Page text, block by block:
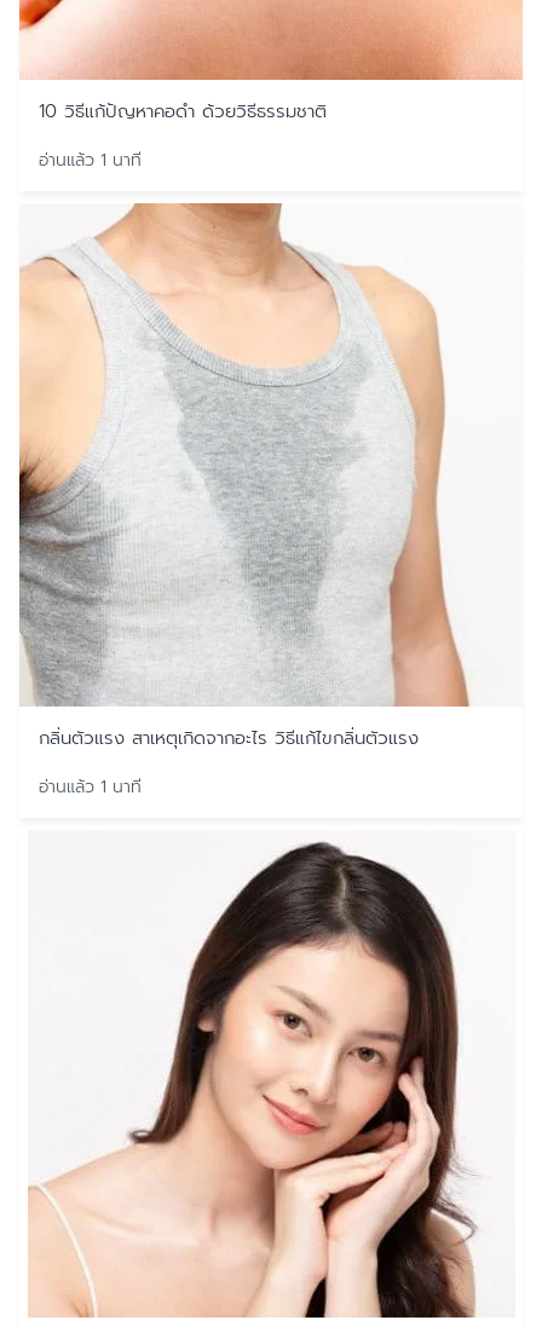
10 วิธีแก้ปัญหาคอดำ ด้วยวิธีธรรมชาติ
อ่านแล้ว 1 นาที
กลิ่นตัวแรง สาเหตุเกิดจากอะไร วิธีแก้ไขกลิ่นตัวแรง
อ่านแล้ว 1 นาที